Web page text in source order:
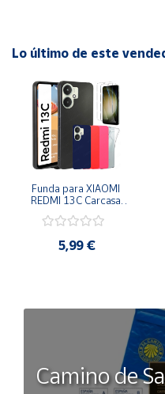
frontal, no siendo un
totalmente transparente.
Lo último de este
Funda para XIAOMI
REDMI 13C Carcasa
Suave negro
5,99 €
Camino de